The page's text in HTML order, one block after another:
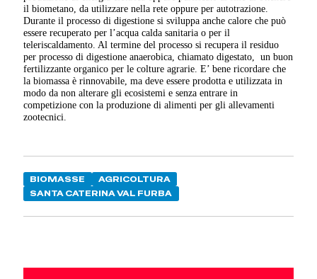
il biometano, da utilizzare nella rete oppure per autotrazione.
Durante il processo di digestione si sviluppa anche calore che può
essere recuperato per l’acqua calda sanitaria o per il
teleriscaldamento. Al termine del processo si recupera il residuo
per processo di digestione anaerobica, chiamato digestato,
un buon
fertilizzante organico per le colture agrarie. E’ bene ricordare che
la biomassa è rinnovabile, ma deve essere prodotta e utilizzata in
modo da non alterare gli ecosistemi e senza entrare in
competizione con la produzione di alimenti per gli allevamenti
zootecnici.
BIOMASSE
AGRICOLTURA
SANTA CATERINA VAL FURBA